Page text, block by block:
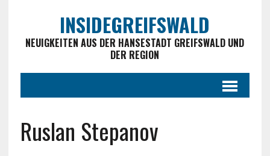
INSIDEGREIFSWALD
NEUIGKEITEN AUS DER HANSESTADT GREIFSWALD UND
DER REGION
Ruslan Stepanov